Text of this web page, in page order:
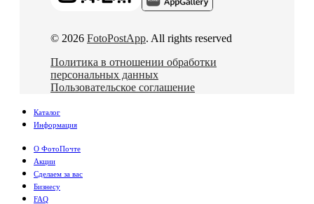
© 2026 FotoPostApp. All rights reserved
Политика в отношении обработки
персональных данных
Пользовательское соглашение
Каталог
Информация
О ФотоПочте
Акции
Сделаем за вас
Бизнесу
FAQ